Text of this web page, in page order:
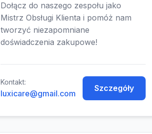
Dołącz do naszego zespołu jako
Mistrz Obsługi Klienta i pomóż nam
tworzyć niezapomniane
doświadczenia zakupowe!
Kontakt:
luxicare@gmail.com
Szczegóły